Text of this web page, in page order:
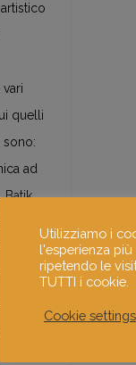
quelli
ad
Batik,
e
Utilizziamo i
l'esperienza
ripetendo le
TUTTI i cookie.
Cookie settings